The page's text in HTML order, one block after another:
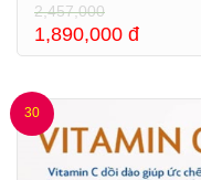
2,457,000
1,890,000 đ
30